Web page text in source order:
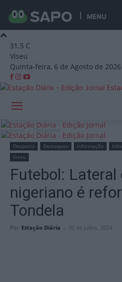
MENU
31.5 C
Viseu
Quinta-feira, 6 de Agosto de 2026
Início Desporto
Desporto Destaques Informação
Viseu
Futebol: Lateral
nigeriano é
Tondela
Por Estação Diária - 10 de Julho, 2024